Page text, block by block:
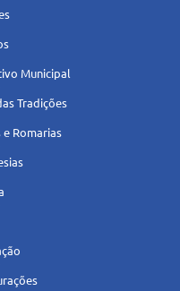
Municipal
Tradições
e Romarias